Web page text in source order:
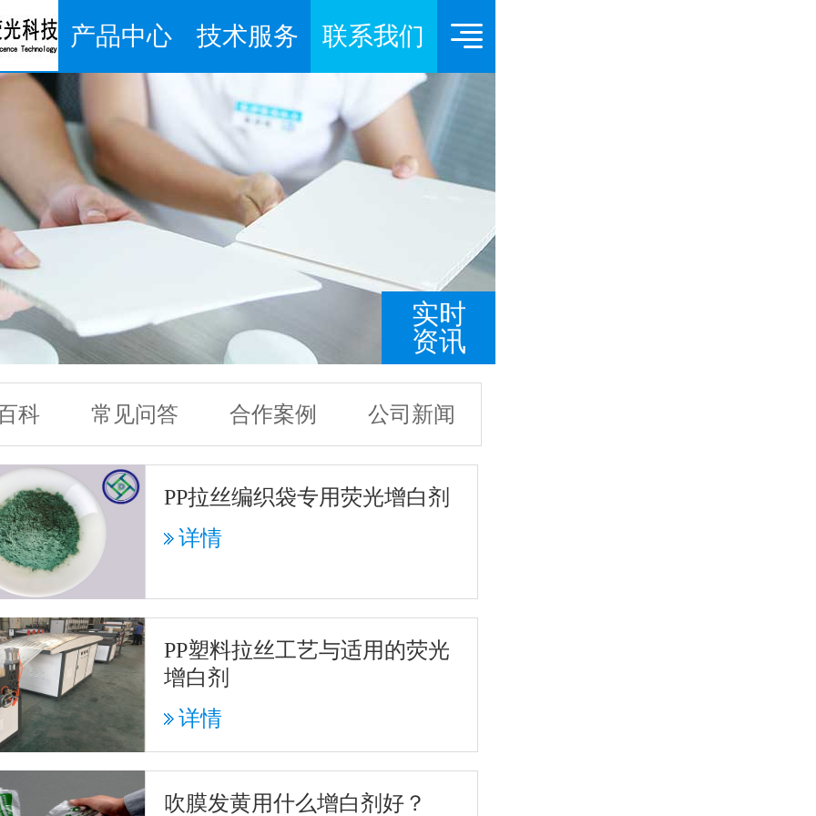
产品中心 技术服务 联系我们
实时
资讯
科 常见问答 合作案例 公司新闻
PP拉丝编织袋专用荧光增白剂
详情
PP塑料拉丝工艺与适用的荧光
增白剂
详情
吹膜发黄用什么增白剂好？